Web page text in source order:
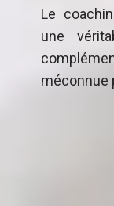
Le
une
méconnue